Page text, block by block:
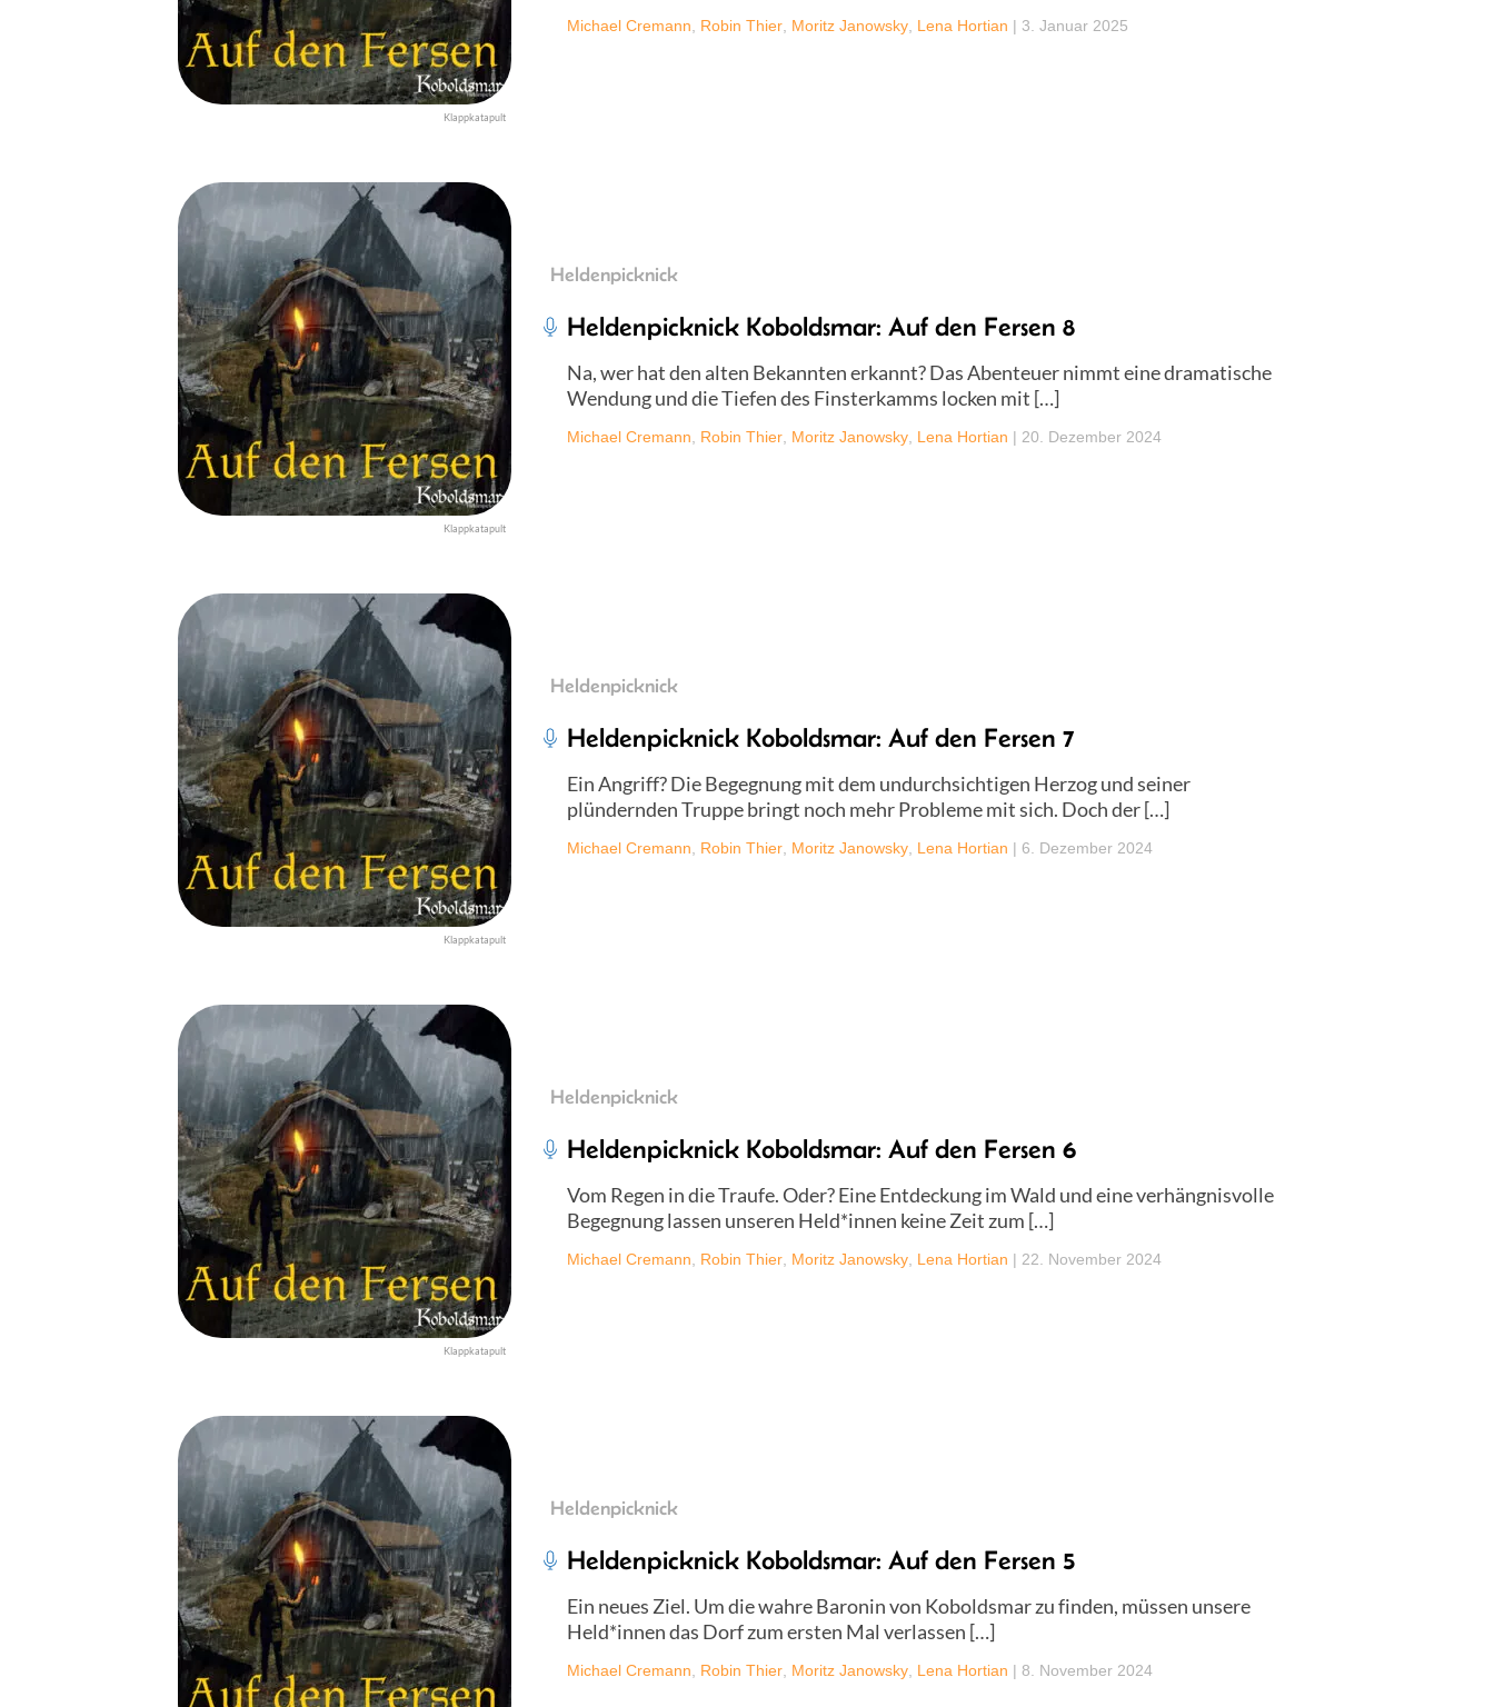
Klappkatapult
Michael Cremann Robin Thier Moritz Janowsky Lena Hortian | 3. Januar 2025
Klappkatapult
Heldenpicknick
Heldenpicknick Koboldsmar: Auf den Fersen 8
Na, wer hat den alten Bekannten erkannt? Das Abenteuer nimmt eine dramatische
Wendung und die Tiefen des Finsterkamms locken mit […]
Michael Cremann Robin Thier Moritz Janowsky Lena Hortian | 20. Dezember 2024
Klappkatapult
Heldenpicknick
Heldenpicknick Koboldsmar: Auf den Fersen 7
Ein Angriff? Die Begegnung mit dem undurchsichtigen Herzog und seiner
plündernden Truppe bringt noch mehr Probleme mit sich. Doch der […]
Michael Cremann Robin Thier Moritz Janowsky Lena Hortian | 6. Dezember 2024
Klappkatapult
Heldenpicknick
Heldenpicknick Koboldsmar: Auf den Fersen 6
Vom Regen in die Traufe. Oder? Eine Entdeckung im Wald und eine verhängnisvolle
Begegnung lassen unseren Held*innen keine Zeit zum […]
Michael Cremann Robin Thier Moritz Janowsky Lena Hortian | 22. November 2024
Heldenpicknick
Heldenpicknick Koboldsmar: Auf den Fersen 5
Ein neues Ziel. Um die wahre Baronin von Koboldsmar zu finden, müssen unsere
Held*innen das Dorf zum ersten Mal verlassen […]
Michael Cremann Robin Thier Moritz Janowsky Lena Hortian | 8. November 2024